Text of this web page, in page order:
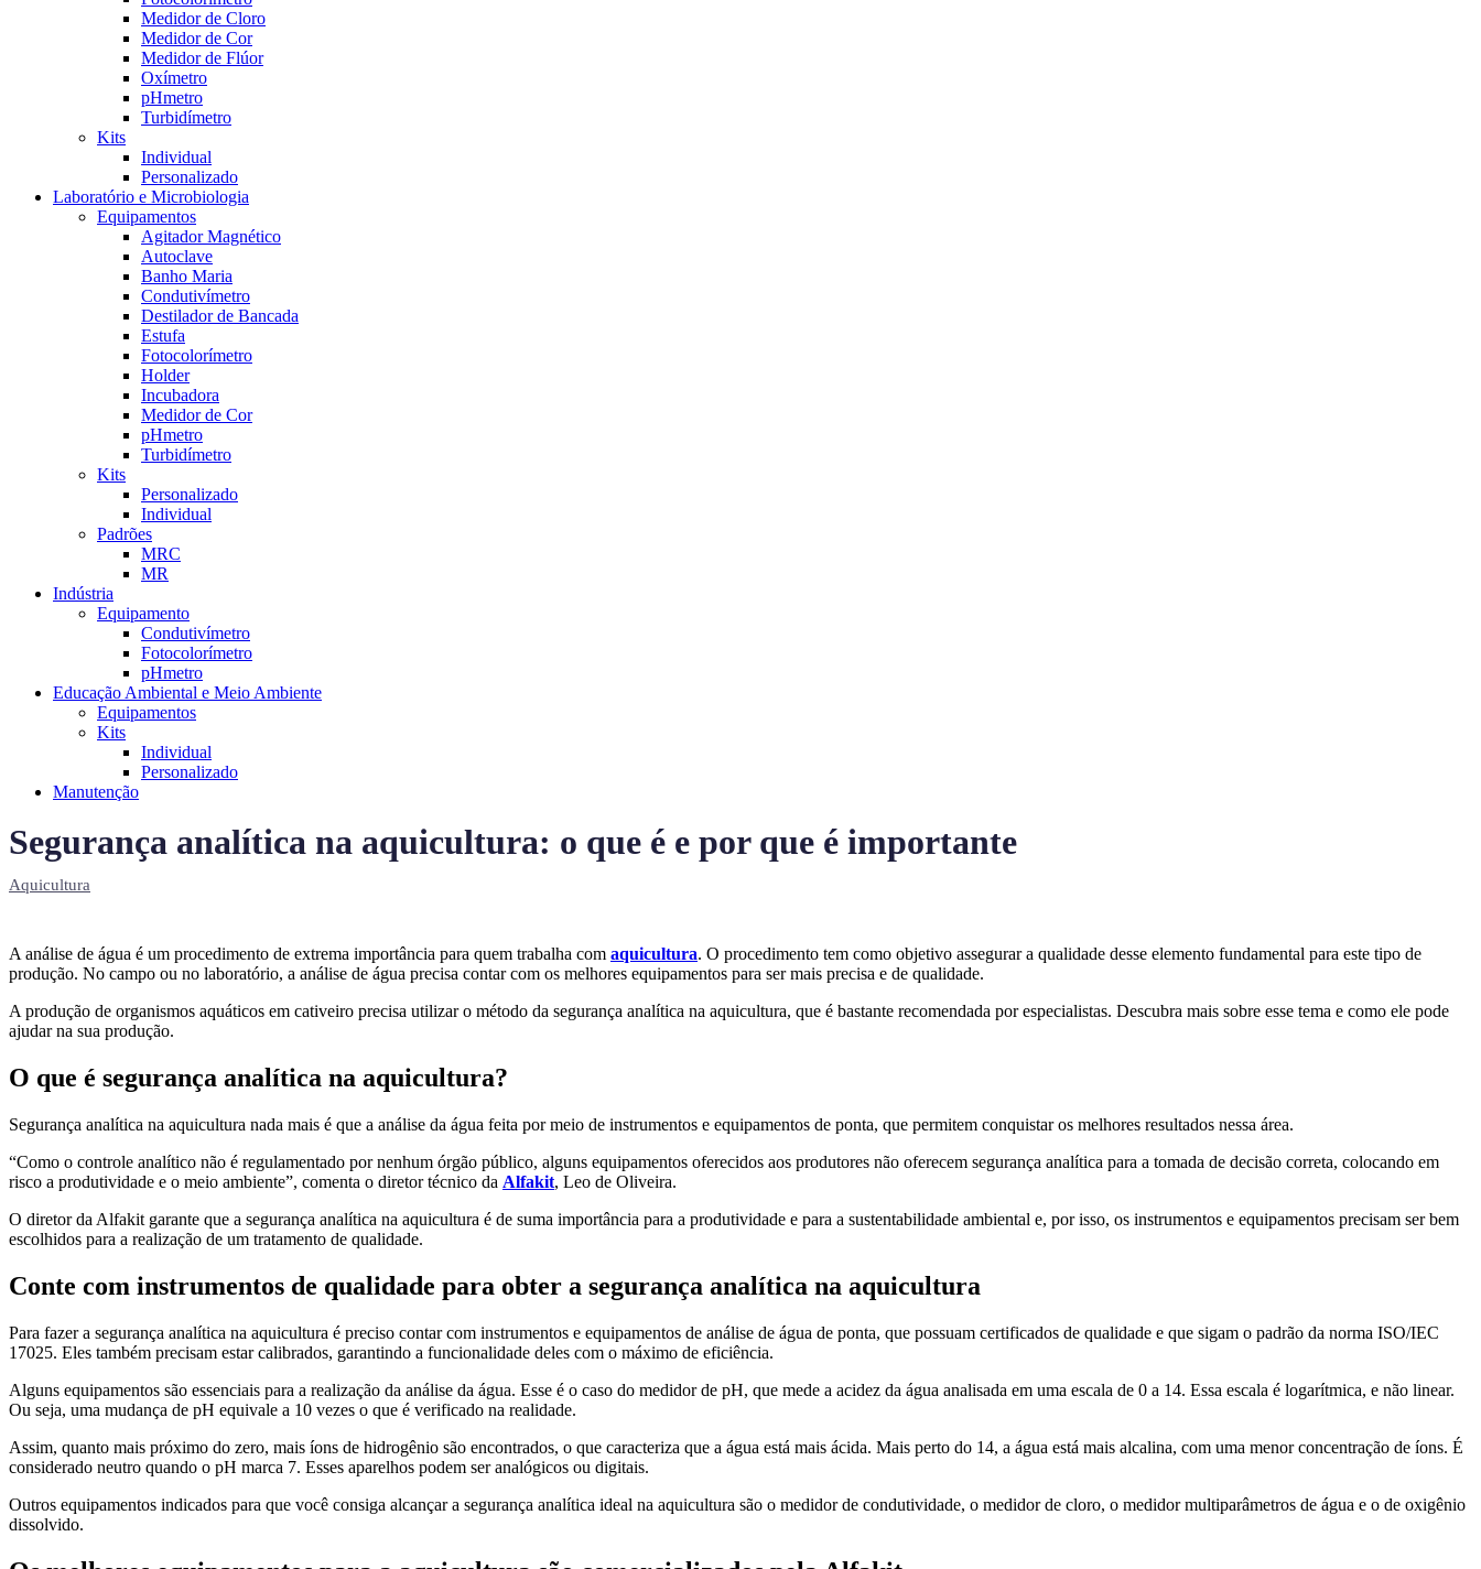
Medidor de Cloro
Medidor de Cor
Medidor de Flúor
Oxímetro
pHmetro
Turbidímetro
Kits
Individual
Personalizado
Laboratório e Microbiologia
Equipamentos
Agitador Magnético
Autoclave
Banho Maria
Condutivímetro
Destilador de Bancada
Estufa
Fotocolorímetro
Holder
Incubadora
Medidor de Cor
pHmetro
Turbidímetro
Kits
Personalizado
Individual
Padrões
MRC
MR
Indústria
Equipamento
Condutivímetro
Fotocolorímetro
pHmetro
Educação Ambiental e Meio Ambiente
Equipamentos
Kits
Individual
Personalizado
Manutenção
Segurança analítica na aquicultura: o que é e por que é importante
Aquicultura
A análise de água é um procedimento de extrema importância para quem trabalha com aquicultura. O procedimento tem como objetivo assegurar a qualidade desse elemento fundamental para este tipo de
produção. No campo ou no laboratório, a análise de água precisa contar com os melhores equipamentos para ser mais precisa e de qualidade.
A produção de organismos aquáticos em cativeiro precisa utilizar o método da segurança analítica na aquicultura, que é bastante recomendada por especialistas. Descubra mais sobre esse tema e como ele pode
ajudar na sua produção.
O que é segurança analítica na aquicultura?
Segurança analítica na aquicultura nada mais é que a análise da água feita por meio de instrumentos e equipamentos de ponta, que permitem conquistar os melhores resultados nessa área.
“Como o controle analítico não é regulamentado por nenhum órgão público, alguns equipamentos oferecidos aos produtores não oferecem segurança analítica para a tomada de decisão correta, colocando em
risco a produtividade e o meio ambiente”, comenta o diretor técnico da Alfakit, Leo de Oliveira.
O diretor da Alfakit garante que a segurança analítica na aquicultura é de suma importância para a produtividade e para a sustentabilidade ambiental e, por isso, os instrumentos e equipamentos precisam ser bem
escolhidos para a realização de um tratamento de qualidade.
Conte com instrumentos de qualidade para obter a segurança analítica na aquicultura
Para fazer a segurança analítica na aquicultura é preciso contar com instrumentos e equipamentos de análise de água de ponta, que possuam certificados de qualidade e que sigam o padrão da norma ISO/IEC
17025. Eles também precisam estar calibrados, garantindo a funcionalidade deles com o máximo de eficiência.
Alguns equipamentos são essenciais para a realização da análise da água. Esse é o caso do medidor de pH, que mede a acidez da água analisada em uma escala de 0 a 14. Essa escala é logarítmica, e não linear.
Ou seja, uma mudança de pH equivale a 10 vezes o que é verificado na realidade.
Assim, quanto mais próximo do zero, mais íons de hidrogênio são encontrados, o que caracteriza que a água está mais ácida. Mais perto do 14, a água está mais alcalina, com uma menor concentração de íons. É
considerado neutro quando o pH marca 7. Esses aparelhos podem ser analógicos ou digitais.
Outros equipamentos indicados para que você consiga alcançar a segurança analítica ideal na aquicultura são o medidor de condutividade, o medidor de cloro, o medidor multiparâmetros de água e o de oxigênio
dissolvido.